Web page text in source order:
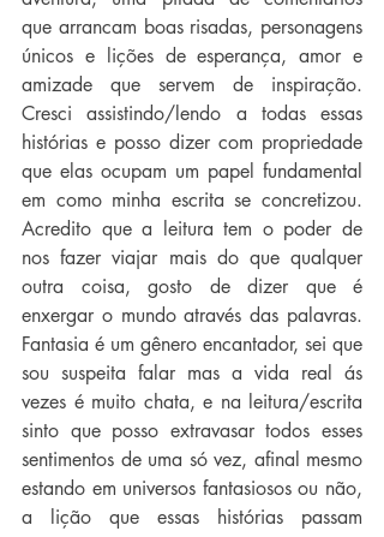
que arrancam boas risadas, personagens
únicos e lições de esperança, amor e
amizade que servem de inspiração.
Cresci assistindo/lendo a todas essas
histórias e posso dizer com propriedade
que elas ocupam um papel fundamental
em como minha escrita se concretizou.
Acredito que a leitura tem o poder de
nos fazer viajar mais do que qualquer
outra coisa, gosto de dizer que é
enxergar o mundo através das palavras.
Fantasia é um gênero encantador, sei que
sou suspeita falar mas a vida real ás
vezes é muito chata, e na leitura/escrita
sinto que posso extravasar todos esses
sentimentos de uma só vez, afinal mesmo
estando em universos fantasiosos ou não,
a lição que essas histórias passam